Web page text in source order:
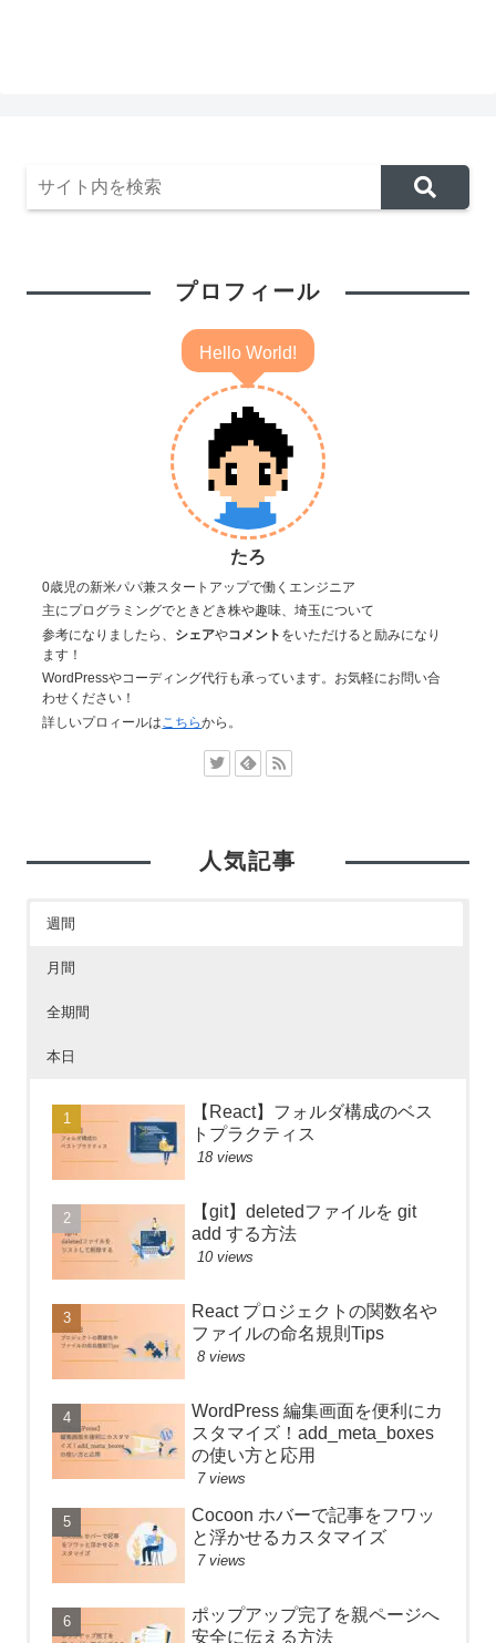
プロフィール
Hello World!
たろ
0歳児の新米パパ兼スタートアップで働くエンジニア
主にプログラミングでときどき株や趣味、埼玉について
参考になりましたら、 シェアやコメント をいただけると励みになり
ます！
WordPressやコーディング代行も承っています。お気軽にお問い合
わせください！
詳しいプロィールは こちらから。
人気記事
週間
月間
全期間
本日
【React】フォルダ構成のベス
トプラクティス
18 views
【git】deletedファイルを git
add する方法
10 views
React プロジェクトの関数名や
ファイルの命名規則Tips
8 views
WordPress 編集画面を便利にカ
スタマイズ！add_meta_boxes
の使い方と応用
7 views
Cocoon ホバーで記事をフワッ
と浮かせるカスタマイズ
7 views
ポップアップ完了を親ページへ
安全に伝える方法